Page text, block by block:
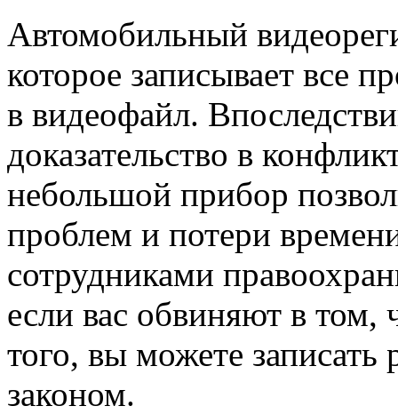
Автомобильный
которое записывает все
в видеофайл.
доказательство в
небольшой прибор
проблем и потери
сотрудниками
если вас обвиняют в том,
того, вы можете записать
законом.